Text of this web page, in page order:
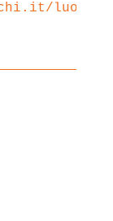
luoghi-